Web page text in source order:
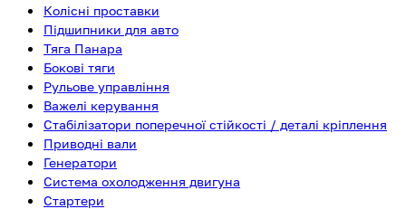
Колісні проставки
Підшипники для авто
Тяга Панара
Бокові тяги
Рульове управління
Важелі керування
Стабілізатори поперечної стійкості / деталі кріплення
Приводні вали
Генератори
Система охолодження двигуна
Стартери